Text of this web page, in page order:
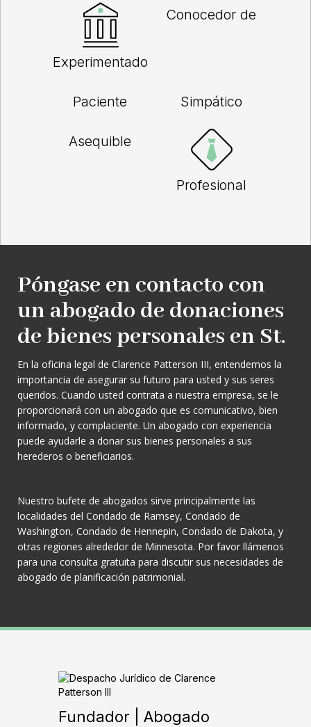
Experimentado
Conocedor de
Paciente Simpático
Asequible
Profesional
Póngase en contacto con
un abogado de donaciones
de bienes personales en St.
En la oficina legal de Clarence Patterson III, entendemos la
importancia de asegurar su futuro para usted y sus seres
queridos. Cuando usted contrata a nuestra empresa, se le
proporcionará con un abogado que es comunicativo, bien
informado, y complaciente. Un abogado con experiencia
puede ayudarle a donar sus bienes personales a sus
herederos o beneficiarios.
Nuestro bufete de abogados sirve principalmente las
localidades del Condado de Ramsey, Condado de
Washington, Condado de Hennepin, Condado de Dakota, y
otras regiones alrededor de Minnesota. Por favor llámenos
para una consulta gratuita para discutir sus necesidades de
abogado de planificación patrimonial.
Fundador | Abogado